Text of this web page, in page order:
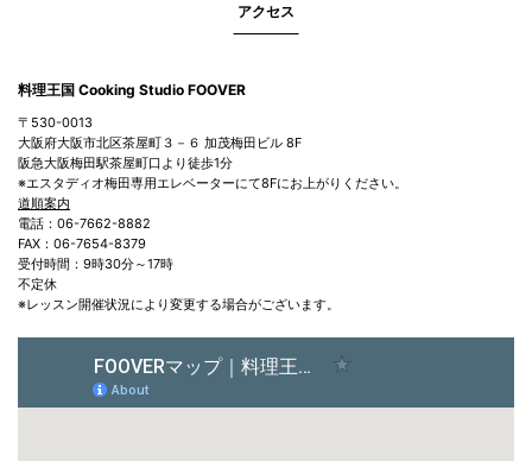
アクセス
料理王国 Cooking Studio FOOVER
〒530-0013
大阪府大阪市北区茶屋町３－６ 加茂梅田ビル 8F
阪急大阪梅田駅茶屋町口より徒歩1分
※エスタディオ梅田専用エレベーターにて8Fにお上がりください。
道順案内
電話：06-7662-8882
FAX：06-7654-8379
受付時間：9時30分～17時
不定休
※レッスン開催状況により変更する場合がございます。